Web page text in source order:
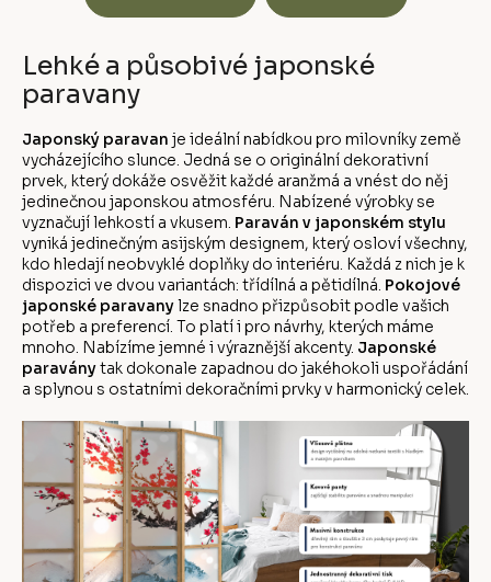
Lehké a působivé japonské
paravany
Japonský paravan je ideální nabídkou pro milovníky země
vycházejícího slunce. Jedná se o originální dekorativní
prvek, který dokáže osvěžit každé aranžmá a vnést do něj
jedinečnou japonskou atmosféru. Nabízené výrobky se
vyznačují lehkostí a vkusem. Paraván v japonském stylu
vyniká jedinečným asijským designem, který osloví všechny,
kdo hledají neobvyklé doplňky do interiéru. Každá z nich je k
dispozici ve dvou variantách: třídílná a pětidílná. Pokojové
japonské paravanylze snadno přizpůsobit podle vašich
potřeb a preferencí. To platí i pro návrhy, kterých máme
mnoho. Nabízíme jemné i výraznější akcenty. Japonské
paraványtak dokonale zapadnou do jakéhokoli uspořádání
a splynou s ostatními dekoračními prvky v harmonický celek.